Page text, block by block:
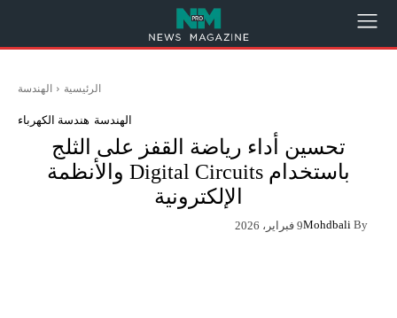
الرئيسية الهندسة
الهندسة هندسة الكهرباء
تحسين أداء رياضة القفز على الثلج
باستخدام Digital Circuits والأنظمة
الإلكترونية
By
Mohdbali9 فبراير، 2026